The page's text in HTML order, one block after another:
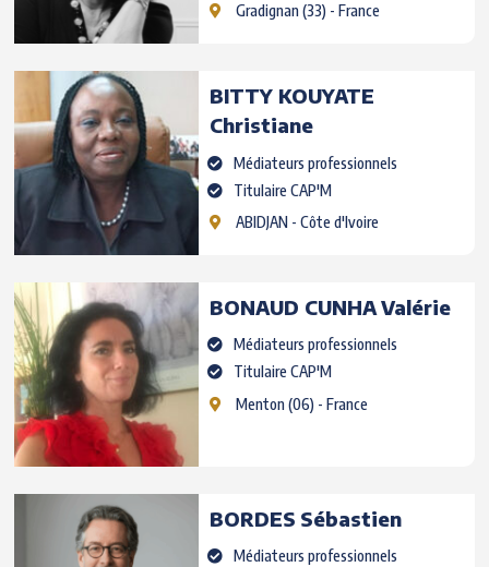
Gradignan(33) - France
BITTY KOUYATE
Christiane
Médiateurs professionnels
Titulaire CAP'M
ABIDJAN- Côte d'Ivoire
BONAUD CUNHAValérie
Médiateurs professionnels
Titulaire CAP'M
Menton(06) - France
BORDES Sébastien
Médiateurs professionnels